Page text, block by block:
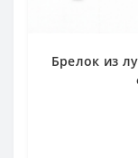
Брелок из